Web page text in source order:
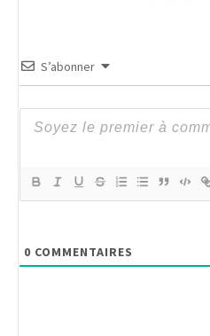
S’abonner
0 COMMENTAIRES